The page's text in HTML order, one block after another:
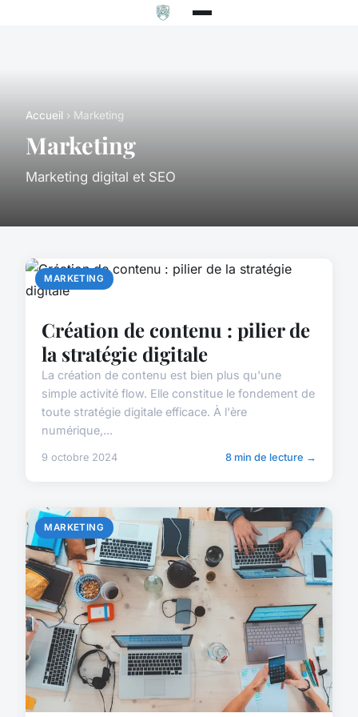
Accueil › Marketing
Marketing
Marketing digital et SEO
MARKETING
Création de contenu : pilier de
la stratégie digitale
La création de contenu est bien plus qu'une
simple activité flow. Elle constitue le fondement de
toute stratégie digitale efficace. À l'ère
numérique,...
9 octobre 2024 8 min de lecture →
MARKETING